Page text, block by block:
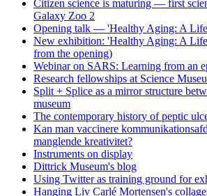
Citizen science is maturing — first
Galaxy Zoo 2
Opening talk — 'Healthy Aging: A
New exhibition: 'Healthy Aging: A
from the opening)
Webinar on SARS: Learning from an
Research fellowships at Science
Split + Splice as a mirror structure
museum
The contemporary history of peptic
Kan man vaccinere
manglende kreativitet?
Instruments on display
Dittrick Museum's blog
Using Twitter as training ground for
Hanging Liv Carlé Mortensen's